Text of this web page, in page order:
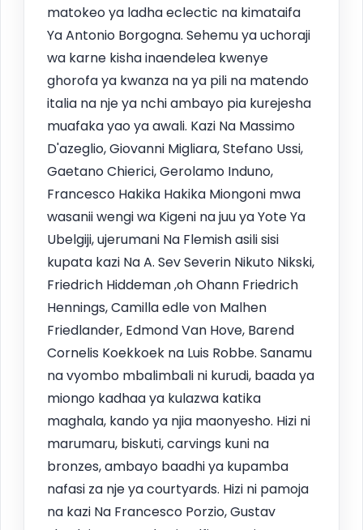
matokeo ya ladha eclectic na kimataifa
Ya Antonio Borgogna. Sehemu ya uchoraji
wa karne kisha inaendelea kwenye
ghorofa ya kwanza na ya pili na matendo
italia na nje ya nchi ambayo pia kurejesha
muafaka yao ya awali. Kazi Na Massimo
D'azeglio, Giovanni Migliara, Stefano Ussi,
Gaetano Chierici, Gerolamo Induno,
Francesco Hakika Hakika Miongoni mwa
wasanii wengi wa Kigeni na juu ya Yote Ya
Ubelgiji, ujerumani Na Flemish asili sisi
kupata kazi Na A. Sev Severin Nikuto Nikski,
Friedrich Hiddeman ,oh Ohann Friedrich
Hennings, Camilla edle von Malhen
Friedlander, Edmond Van Hove, Barend
Cornelis Koekkoek na Luis Robbe. Sanamu
na vyombo mbalimbali ni kurudi, baada ya
miongo kadhaa ya kulazwa katika
maghala, kando ya njia maonyesho. Hizi ni
marumaru, biskuti, carvings kuni na
bronzes, ambayo baadhi ya kupamba
nafasi za nje ya courtyards. Hizi ni pamoja
na kazi Na Francesco Porzio, Gustav